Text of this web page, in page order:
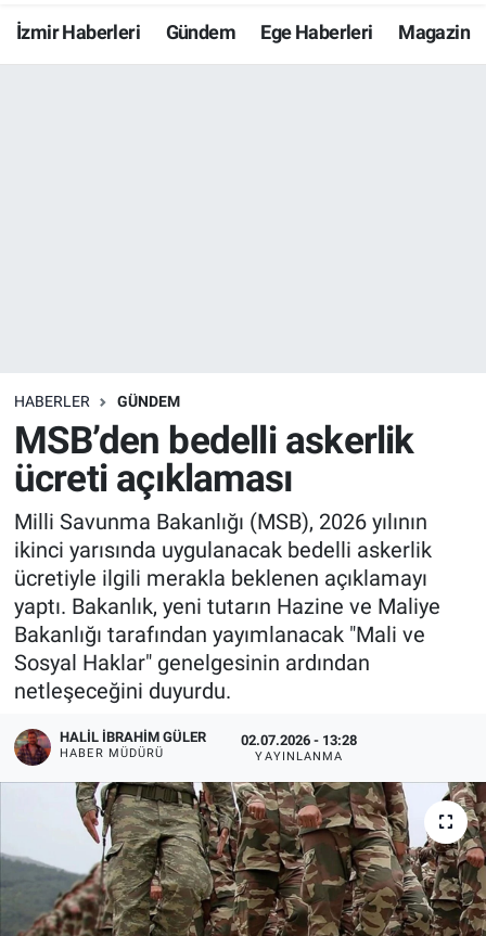
İzmir Haberleri Gündem Ege Haberleri Magazin
HABERLER GÜNDEM
MSB’den bedelli askerlik
ücreti açıklaması
Milli Savunma Bakanlığı (MSB), 2026 yılının
ikinci yarısında uygulanacak bedelli askerlik
ücretiyle ilgili merakla beklenen açıklamayı
yaptı. Bakanlık, yeni tutarın Hazine ve Maliye
Bakanlığı tarafından yayımlanacak "Mali ve
Sosyal Haklar" genelgesinin ardından
netleşeceğini duyurdu.
HALIL İBRAHIM GÜLER
HABER MÜDÜRÜ
02.07.2026 - 13:28
YAYINLANMA
Resmi İlanlar